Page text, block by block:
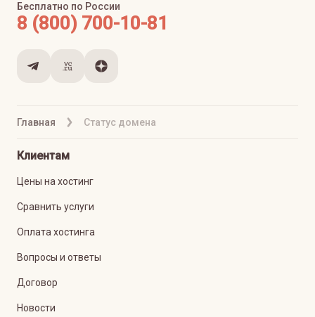
Главная Статус домена
Бесплатно по России
8 (800) 700-10-81
Клиентам
Цены на хостинг
Сравнить услуги
Оплата хостинга
Вопросы и ответы
Договор
Новости